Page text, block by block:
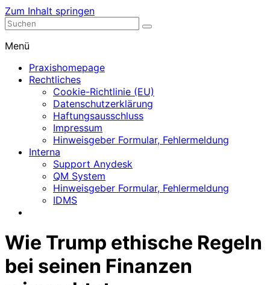
Zum Inhalt springen
Nephrologische Praxis mit Dialyse
Menü
Praxishomepage
Rechtliches
Cookie-Richtlinie (EU)
Datenschutzerklärung
Haftungsausschluss
Impressum
Hinweisgeber Formular, Fehlermeldung
Interna
Support Anydesk
QM System
Hinweisgeber Formular, Fehlermeldung
IDMS
Wie Trump ethische Regeln
bei seinen Finanzen